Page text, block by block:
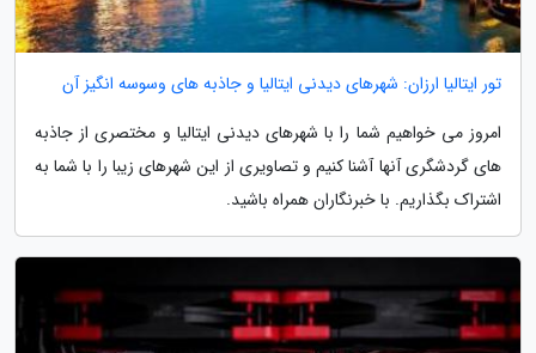
تور ایتالیا ارزان: شهرهای دیدنی ایتالیا و جاذبه های وسوسه انگیز آن
امروز می خواهیم شما را با شهرهای دیدنی ایتالیا و مختصری از جاذبه
های گردشگری آنها آشنا کنیم و تصاویری از این شهرهای زیبا را با شما به
اشتراک بگذاریم. با خبرنگاران همراه باشید.